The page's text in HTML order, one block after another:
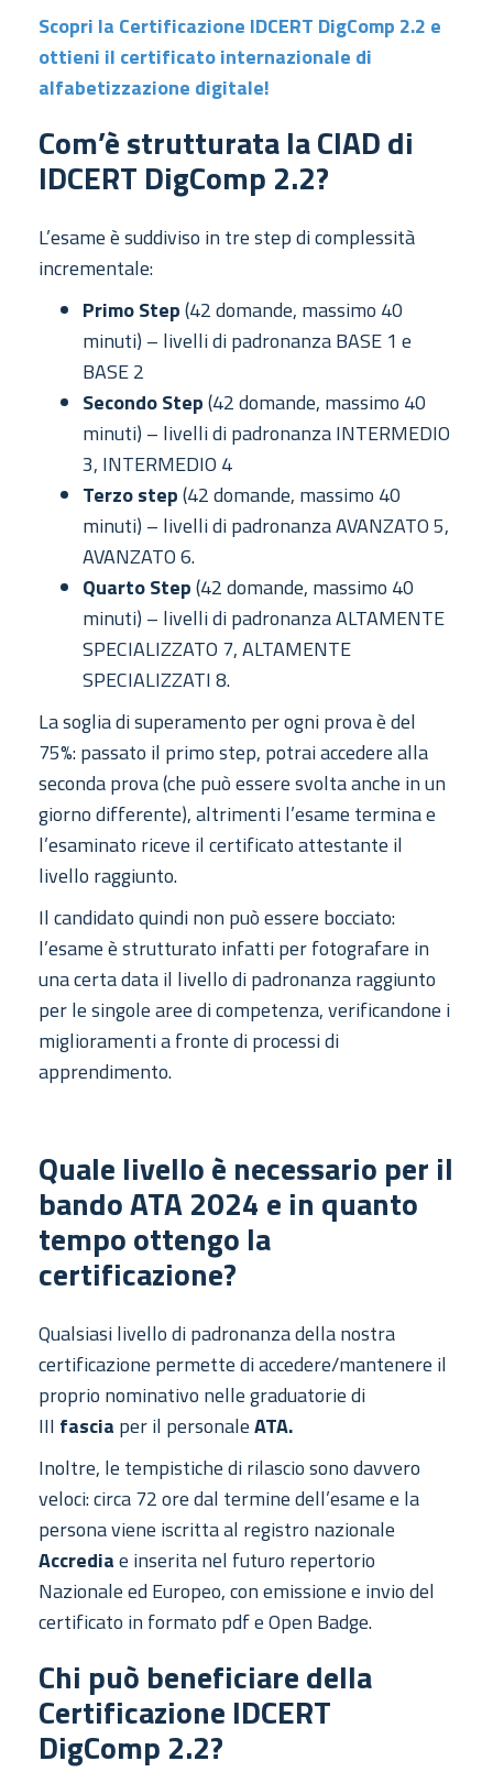
Scopri la Certificazione IDCERT DigComp 2.2 e
ottieni il certificato internazionale di
alfabetizzazione digitale!
Com’è strutturata la CIAD di
IDCERT DigComp 2.2?
L’esame è suddiviso in tre step di complessità
incrementale:
Primo Step(42 domande, massimo 40
minuti) – livelli di padronanza BASE 1 e
BASE 2
Secondo Step(42 domande, massimo 40
minuti) – livelli di padronanza INTERMEDIO
3, INTERMEDIO 4
Terzo step(42 domande, massimo 40
minuti) – livelli di padronanza AVANZATO 5,
AVANZATO 6.
Quarto Step(42 domande, massimo 40
minuti) – livelli di padronanza ALTAMENTE
SPECIALIZZATO 7, ALTAMENTE
SPECIALIZZATI 8.
La soglia di superamento per ogni prova è del
75%: passato il primo step, potrai accedere alla
seconda prova (che può essere svolta anche in un
giorno differente), altrimenti l’esame termina e
l’esaminato riceve il certificato attestante il
livello raggiunto.
Il candidato quindi non può essere bocciato:
l’esame è strutturato infatti per fotografare in
una certa data il livello di padronanza raggiunto
per le singole aree di competenza, verificandone i
miglioramenti a fronte di processi di
apprendimento.
Quale livello è necessario per il
bando ATA 2024 e in quanto
tempo ottengo la
certificazione?
Qualsiasi livello di padronanza della nostra
certificazione permette di accedere/mantenere il
proprio nominativo nelle graduatorie di
III fascia per il personaleATA.
Inoltre, le tempistiche di rilascio sono davvero
veloci: circa 72 ore dal termine dell’esame e la
persona viene iscritta al registro nazionale
Accrediae inserita nel futuro repertorio
Nazionale ed Europeo, con emissione e invio del
certificato in formato pdf e Open Badge.
Chi può beneficiare della
Certificazione IDCERT
DigComp 2.2?